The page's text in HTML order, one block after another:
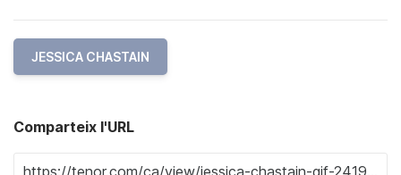
JESSICA CHASTAIN
Comparteix l'URL